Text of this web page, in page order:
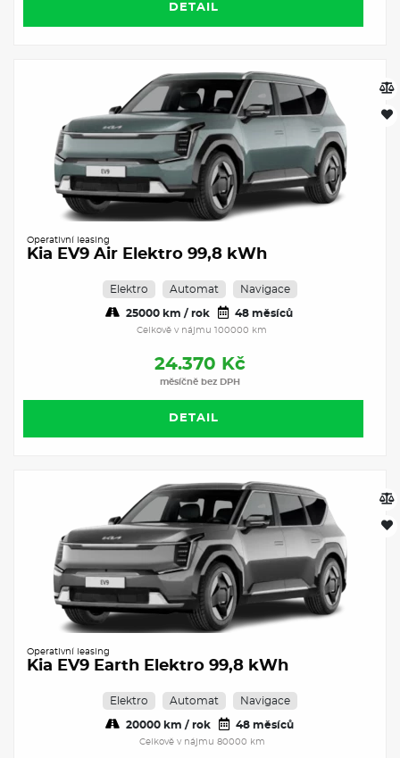
DETAIL
Operativní leasing
Kia EV9 Air Elektro 99,8 kWh
Elektro Automat Navigace
25000 km / rok 48 měsíců
Celkově v nájmu 100000 km
24.370 Kč
měsíčně bez DPH
DETAIL
Operativní leasing
Kia EV9 Earth Elektro 99,8 kWh
Elektro Automat Navigace
20000 km / rok 48 měsíců
Celkově v nájmu 80000 km